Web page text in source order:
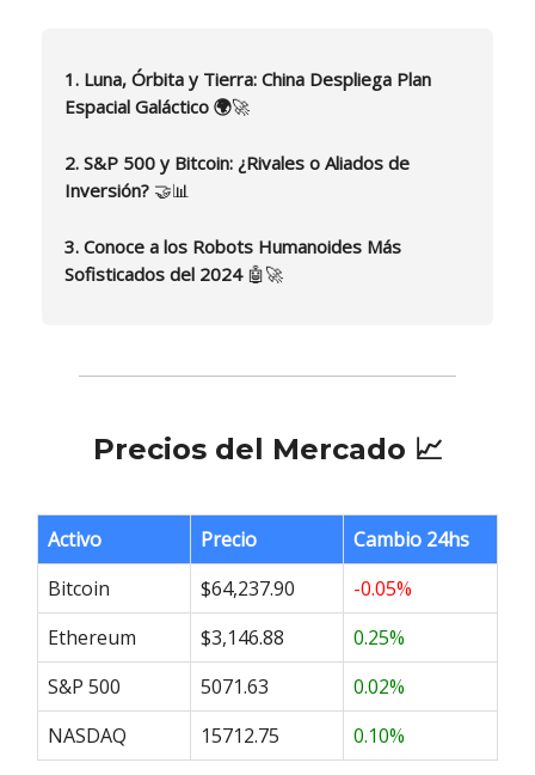
1. Luna, Órbita y Tierra: China Despliega Plan
Espacial Galáctico 🌍🚀
2. S&P 500 y Bitcoin: ¿Rivales o Aliados de
Inversión? 🤝📊
3. Conoce a los Robots Humanoides Más
Sofisticados del 2024 🤖🚀
Precios del Mercado 📈
Activo Precio
Cambio 24hs
Bitcoin
$64,237.90
-0.05%
Ethereum
$3,146.88
0.25%
S&P 500
5071.63
0.02%
NASDAQ
15712.75 0.10%